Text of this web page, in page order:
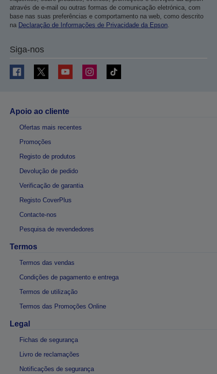
através de e-mail ou outras formas de comunicação eletrónica, com
base nas suas preferências e comportamento na web, como descrito
na Declaração de Informações de Privacidade da Epson.
Siga-nos
Apoio ao cliente
Ofertas mais recentes
Promoções
Registo de produtos
Devolução de pedido
Verificação de garantia
Registo CoverPlus
Contacte-nos
Pesquisa de revendedores
Termos
Termos das vendas
Condições de pagamento e entrega
Termos de utilização
Termos das Promoções Online
Legal
Fichas de segurança
Livro de reclamações
Notificações de segurança